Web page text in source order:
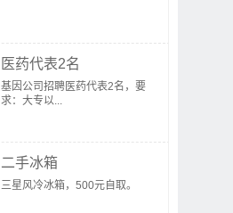
医药代表2名
基因公司招聘医药代表2名，要
求：大专以...
二手冰箱
三星风冷冰箱，500元自取。